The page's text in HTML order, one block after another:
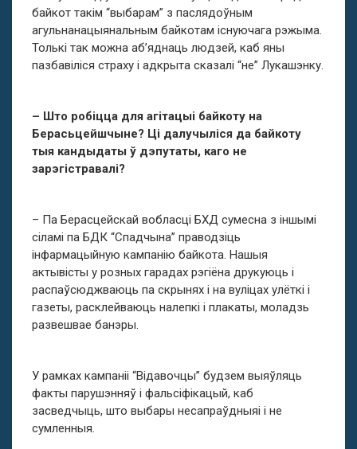
байкот такім “выбарам” з паслядоўным
агульнанацыянальным байкотам існуючага рэжыма.
Толькі так можна аб’яднаць людзей, каб яны
пазбавіліся страху і адкрыта сказалі “не” Лукашэнку.
– Што робіцца для агітацыі байкоту на
Берасьцейшчыне? Ці далучыліся да байкоту
тыя кандыдаты ў дэпутаты, каго не
зарэгістравалі?
– Па Берасцейскай вобласці БХД сумесна з іншымі
сіламі па БДК “Спадчына” праводзіць
інфармацыйную кампанію байкота. Нашыя
актывісты у розных гарадах рэгіёна друкуюць і
распаўсюджваюць па скрынях і на вуліцах улёткі і
газеты, расклейваюць налепкі і плакаты, моладзь
развешвае банэры.
У рамках кампаніі “Відавочцы” будзем выяўляць
факты парушэнняў і фальсіфікацый, каб
засведчыць, што выбары несапраўдныяі і не
сумленныя.